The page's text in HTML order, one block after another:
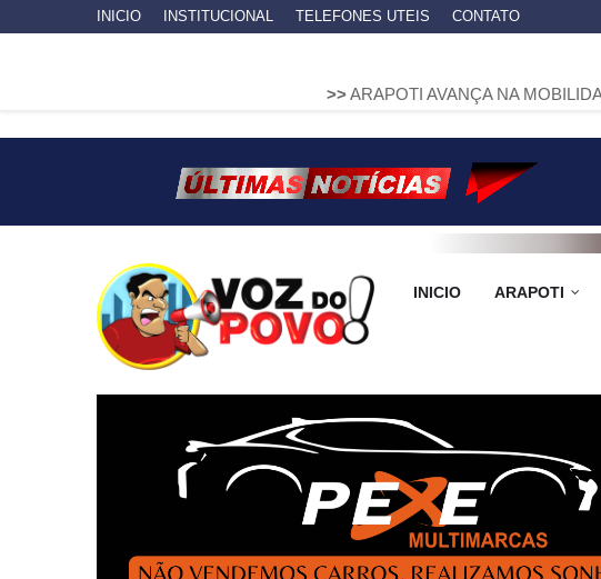
INICIO INSTITUCIONAL TELEFONES UTEIS CONTATO
ARAPOTI AVANÇA NA MOBILIDADE URBANA
INICIO ARAPOTI